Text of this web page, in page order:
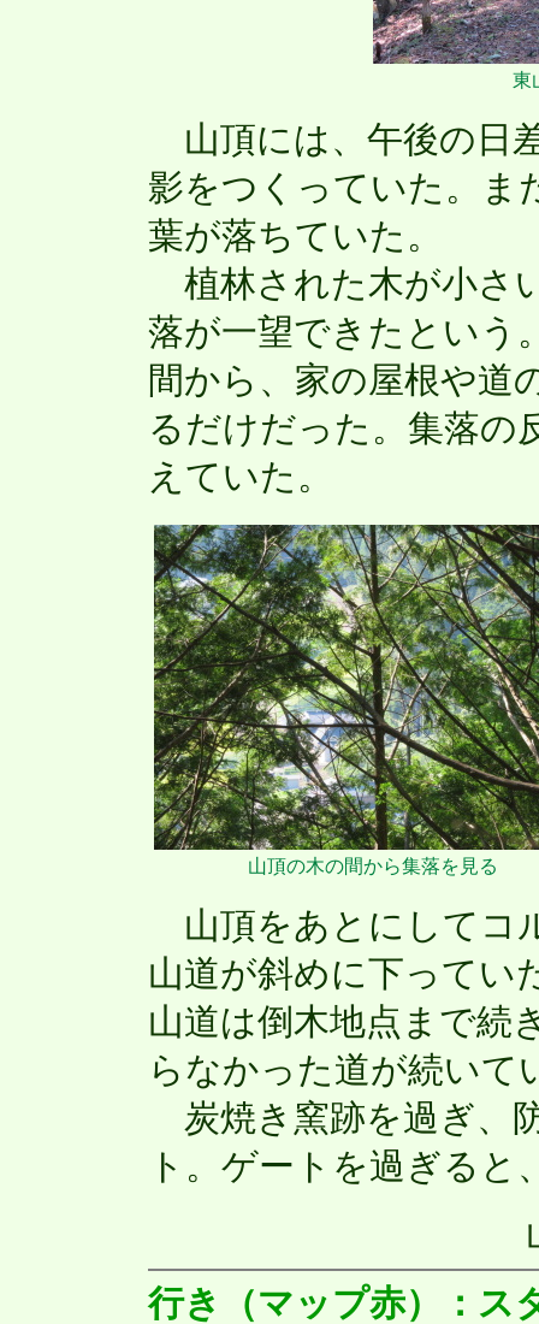
東
山頂には、午後の日
影をつくっていた。ま
葉が落ちていた。
植林された木が小さ
落が一望できたという
間から、家の屋根や道
るだけだった。集落の
えていた。
山頂の木の間から集落を見る
山頂をあとにしてコ
山道が斜めに下ってい
山道は倒木地点まで続
らなかった道が続いて
炭焼き窯跡を過ぎ、
ト。ゲートを過ぎると
行き（マップ赤）：ス